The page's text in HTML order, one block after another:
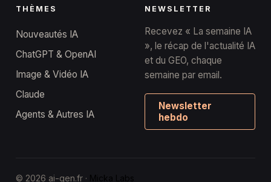
THÈMES
Nouveautés IA
ChatGPT & OpenAI
Image & Vidéo IA
Claude
Agents & Autres IA
NEWSLETTER
Recevez « La semaine IA
», le récap de l'actualité IA
et du GEO, chaque
semaine par email.
Newsletter
hebdo
© 2026 ai-gen.fr · Micka Labs